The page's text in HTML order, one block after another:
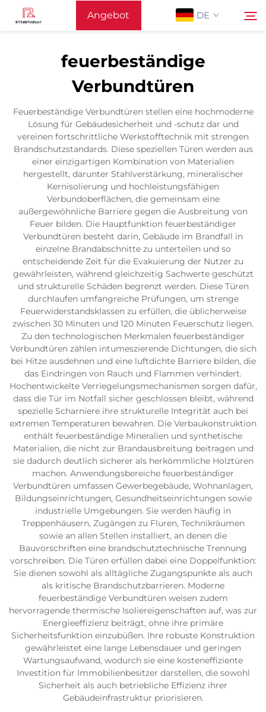
Angebot DE
Unterstützung
Produkte
Anwendung
Nachrichten
Kontaktieren Sie Uns
feuerbeständige
Verbundtüren
Feuerbeständige Verbundtüren stellen eine hochmoderne
Lösung für Gebäudesicherheit und -schutz dar und
vereinen fortschrittliche Werkstofftechnik mit strengen
Brandschutzstandards. Diese speziellen Türen werden aus
einer einzigartigen Kombination von Materialien
hergestellt, darunter Stahlverstärkung, mineralischer
Kernisolierung und hochleistungsfähigen
Verbundoberflächen, die gemeinsam eine
außergewöhnliche Barriere gegen die Ausbreitung von
Feuer bilden. Die Hauptfunktion feuerbeständiger
Verbundtüren besteht darin, Gebäude im Brandfall in
einzelne Brandabschnitte zu unterteilen und so
entscheidende Zeit für die Evakuierung der Nutzer zu
gewährleisten, während gleichzeitig Sachwerte geschützt
und strukturelle Schäden begrenzt werden. Diese Türen
durchlaufen umfangreiche Prüfungen, um strenge
Feuerwiderstandsklassen zu erfüllen, die üblicherweise
zwischen 30 Minuten und 120 Minuten Feuerschutz liegen.
Zu den technologischen Merkmalen feuerbeständiger
Verbundtüren zählen intumeszierende Dichtungen, die sich
bei Hitze ausdehnen und eine luftdichte Barriere bilden, die
das Eindringen von Rauch und Flammen verhindert.
Hochentwickelte Verriegelungsmechanismen sorgen dafür,
dass die Tür im Notfall sicher geschlossen bleibt, während
spezielle Scharniere ihre strukturelle Integrität auch bei
extremen Temperaturen bewahren. Die Verbaukonstruktion
enthält feuerbeständige Mineralien und synthetische
Materialien, die nicht zur Brandausbreitung beitragen und
sie dadurch deutlich sicherer als herkömmliche Holztüren
machen. Anwendungsbereiche feuerbeständiger
Verbundtüren umfassen Gewerbegebäude, Wohnanlagen,
Bildungseinrichtungen, Gesundheitseinrichtungen sowie
industrielle Umgebungen. Sie werden häufig in
Treppenhäusern, Zugängen zu Fluren, Technikräumen
sowie an allen Stellen installiert, an denen die
Bauvorschriften eine brandschutztechnische Trennung
vorschreiben. Die Türen erfüllen dabei eine Doppelfunktion:
Sie dienen sowohl als alltägliche Zugangspunkte als auch
als kritische Brandschutzbarrieren. Moderne
feuerbeständige Verbundtüren weisen zudem
hervorragende thermische Isoliereigenschaften auf, was zur
Energieeffizienz beiträgt, ohne ihre primäre
Sicherheitsfunktion einzubüßen. Ihre robuste Konstruktion
gewährleistet eine lange Lebensdauer und geringen
Wartungsaufwand, wodurch sie eine kosteneffiziente
Investition für Immobilienbesitzer darstellen, die sowohl
Sicherheit als auch betriebliche Effizienz ihrer
Gebäudeinfrastruktur priorisieren.